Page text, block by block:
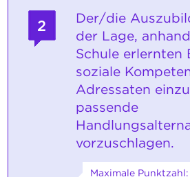
2
Der/die
der Lage,
Schule erlernten
soziale
Adressaten
passende
vorzuschlagen.
Maximale Punktzahl: